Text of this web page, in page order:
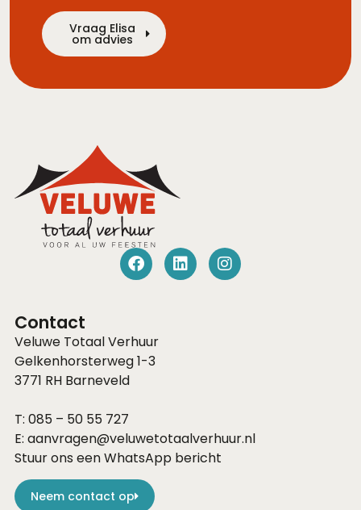
Vraag Elisa
om advies
Contact
Veluwe Totaal Verhuur
Gelkenhorsterweg 1-3
3771 RH Barneveld
T: 085 – 50 55 727
E: aanvragen@veluwetotaalverhuur.nl
Stuur ons een WhatsApp bericht
Neem contact op